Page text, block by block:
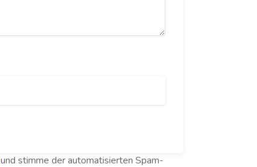
und stimme der automatisierten Spam-